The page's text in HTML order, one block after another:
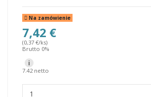
Na zamówienie
7,42 €
(0,37 €/ks)
Brutto 0%
i
7.42 netto